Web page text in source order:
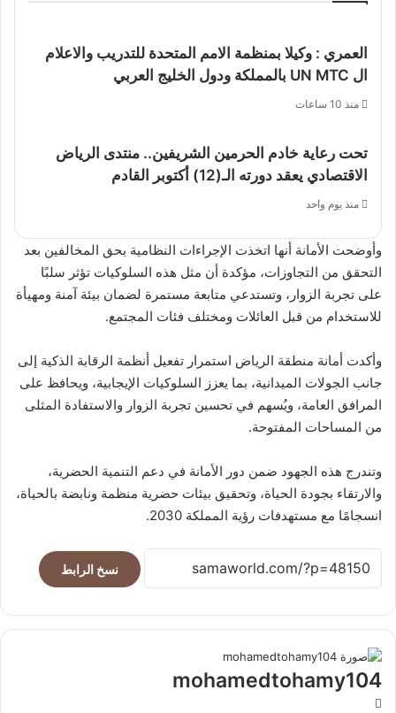
العمري : وكيلا بمنظمة الامم المتحدة للتدريب والاعلام
ال UN MTC بالمملكة ودول الخليج العربي
منذ 10 ساعات
تحت رعاية خادم الحرمين الشريفين.. منتدى الرياض
الاقتصادي يعقد دورته الـ(12) أكتوبر القادم
منذ يوم واحد
وأوضحت الأمانة أنها اتخذت الإجراءات النظامية بحق المخالفين بعد
التحقق من التجاوزات، مؤكدة أن مثل هذه السلوكيات تؤثر سلبًا
على تجربة الزوار، وتستدعي متابعة مستمرة لضمان بيئة آمنة ومهيأة
للاستخدام من قبل العائلات ومختلف فئات المجتمع.
وأكدت أمانة منطقة الرياض استمرار تفعيل أنظمة الرقابة الذكية إلى
جانب الجولات الميدانية، بما يعزز السلوكيات الإيجابية، ويحافظ على
المرافق العامة، ويُسهم في تحسين تجربة الزوار والاستفادة المثلى
من المساحات المفتوحة.
وتندرج هذه الجهود ضمن دور الأمانة في دعم التنمية الحضرية،
والارتقاء بجودة الحياة، وتحقيق بيئات حضرية منظمة ونابضة بالحياة،
انسجامًا مع مستهدفات رؤية المملكة 2030.
نسخ الرابط
mohamedtohamy104